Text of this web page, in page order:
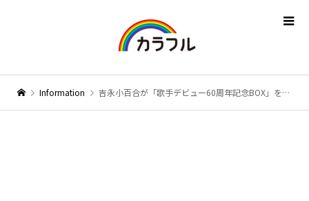
Information 吉永小百合が「歌手デビュー60周年記念BOX」を自身の誕生日である3月13日にリリース